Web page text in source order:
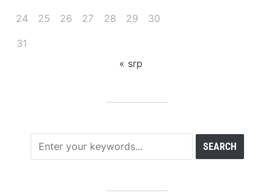
24 25 26 27 28 29 30
31
« srp